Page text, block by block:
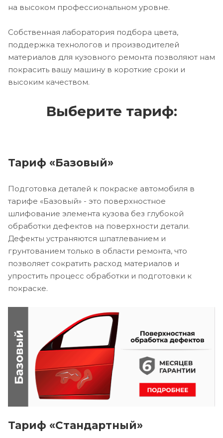
на высоком профессиональном уровне.
Собственная лаборатория подбора цвета,
поддержка технологов и производителей
материалов для кузовного ремонта позволяют нам
покрасить вашу машину в короткие сроки и
высоким качеством.
Выберите тариф:
Тариф «Базовый»
Подготовка деталей к покраске автомобиля в
тарифе «Базовый» - это поверхностное
шлифование элемента кузова без глубокой
обработки дефектов на поверхности детали.
Дефекты устраняются шпатлеванием и
грунтованием только в области ремонта, что
позволяет сократить расход материалов и
упростить процесс обработки и подготовки к
покраске.
Тариф «Стандартный»